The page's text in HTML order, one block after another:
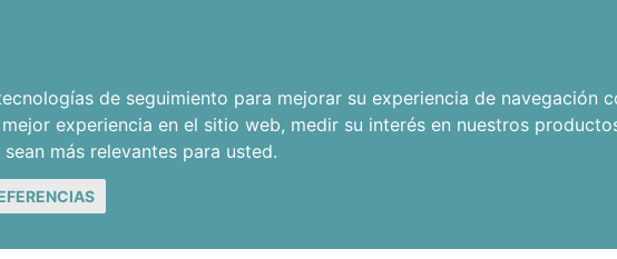
de seguimiento para mejorar su experiencia de navegación
experiencia en el sitio web, medir su interés en nuestros
más relevantes para usted.